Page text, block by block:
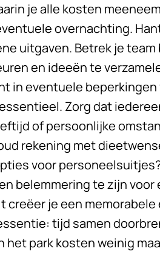
je alle kosten
overnachting.
uitgaven. Betrek je
en ideeën te
in eventuele beperkingen
Zorg dat
of persoonlijke
rekening met
voor
belemmering te zijn voor
je een memorabele
tijd samen
park kosten weinig